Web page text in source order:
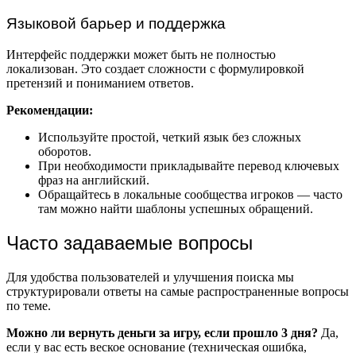
Языковой барьер и поддержка
Интерфейс поддержки может быть не полностью
локализован. Это создает сложности с формулировкой
претензий и пониманием ответов.
Рекомендации:
Используйте простой, четкий язык без сложных
оборотов.
При необходимости прикладывайте перевод ключевых
фраз на английский.
Обращайтесь в локальные сообщества игроков — часто
там можно найти шаблоны успешных обращений.
Часто задаваемые вопросы
Для удобства пользователей и улучшения поиска мы
структурировали ответы на самые распространенные вопросы
по теме.
Можно ли вернуть деньги за игру, если прошло 3 дня? Да,
если у вас есть веское основание (техническая ошибка,